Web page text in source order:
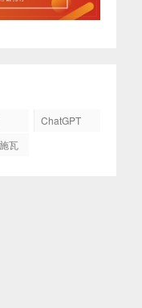
ChatGPT
瓦